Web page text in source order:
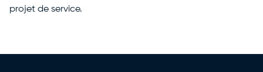
projet de service.